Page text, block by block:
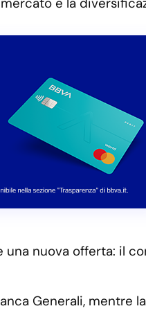
nuova offerta: il
Generali, mentre